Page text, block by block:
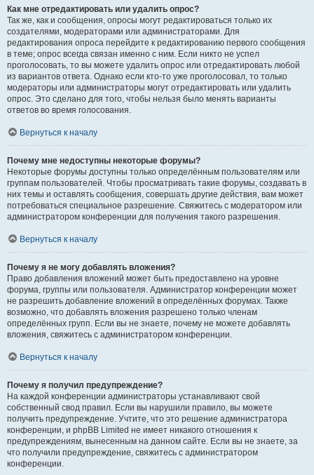
Как мне отредактировать или удалить опрос?
Так же, как и сообщения, опросы могут редактироваться только их
создателями, модераторами или администраторами. Для
редактирования опроса перейдите к редактированию первого сообщения
в теме; опрос всегда связан именно с ним. Если никто не успел
проголосовать, то вы можете удалить опрос или отредактировать любой
из вариантов ответа. Однако если кто-то уже проголосовал, то только
модераторы или администраторы могут отредактировать или удалить
опрос. Это сделано для того, чтобы нельзя было менять варианты
ответов во время голосования.
Вернуться к началу
Почему мне недоступны некоторые форумы?
Некоторые форумы доступны только определённым пользователям или
группам пользователей. Чтобы просматривать такие форумы, создавать в
них темы и оставлять сообщения, совершать другие действия, вам может
потребоваться специальное разрешение. Свяжитесь с модератором или
администратором конференции для получения такого разрешения.
Вернуться к началу
Почему я не могу добавлять вложения?
Право добавления вложений может быть предоставлено на уровне
форума, группы или пользователя. Администратор конференции может
не разрешить добавление вложений в определённых форумах. Также
возможно, что добавлять вложения разрешено только членам
определённых групп. Если вы не знаете, почему не можете добавлять
вложения, свяжитесь с администратором конференции.
Вернуться к началу
Почему я получил предупреждение?
На каждой конференции администраторы устанавливают свой
собственный свод правил. Если вы нарушили правило, вы можете
получить предупреждение. Учтите, что это решение администратора
конференции, и phpBB Limited не имеет никакого отношения к
предупреждениям, вынесенным на данном сайте. Если вы не знаете, за
что получили предупреждение, свяжитесь с администратором
конференции.